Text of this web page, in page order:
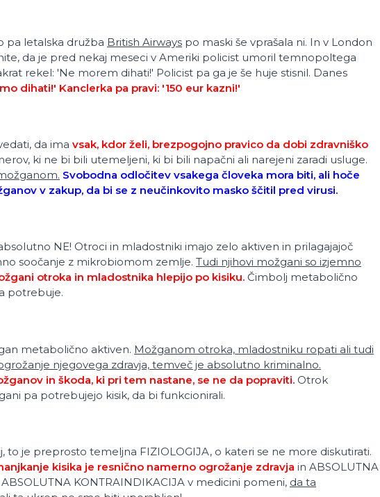
pa letalska družba British Airways po maski še vprašala ni. In v London
da je pred nekaj meseci v Ameriki policist umoril temnopoltega
rekel: 'Ne morem dihati!' Policist pa ga je še huje stisnil. Danes
dihati!' Kanclerka pa pravi: '150 eur kazni!'
da ima vsak, kdor želi, brezpogojno pravico da dobi zdravniško
ki ne bi bili utemeljeni, ki bi bili napačni ali narejeni zaradi usluge.
Svobodna odločitev vsakega človeka mora biti, ali hoče
v zakup, da bi se z neučinkovito masko ščitil pred virusi.
NE! Otroci in mladostniki imajo zelo aktiven in prilagajajoč
soočanje z mikrobiomom zemlje. Tudi njihovi možgani so izjemno
otroka in mladostnika hlepijo po kisiku. Čimbolj metabolično
potrebuje.
metabolično aktiven. Možganom otroka, mladostniku ropati ali tudi
njegovega zdravja, temveč je absolutno kriminalno.
in škoda, ki pri tem nastane, se ne da popraviti. Otrok
pa potrebujejo kisik, da bi funkcionirali.
je preprosto temeljna FIZIOLOGIJA, o kateri se ne more diskutirati.
kisika je resnično namerno ogrožanje zdravja in ABSOLUTNA
KONTRAINDIKACIJA v medicini pomeni, da ta